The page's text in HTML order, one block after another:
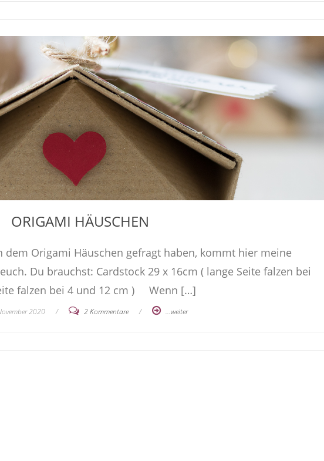
ORIGAMI HÄUSCHEN
dem Origami Häuschen gefragt haben, kommt hier meine
Du brauchst: Cardstock 29 x 16cm ( lange Seite falzen bei
falzen bei 4 und 12 cm ) Wenn […]
2020 / 2 Kommentare / ...weiter